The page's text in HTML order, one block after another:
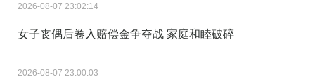
2026-08-07 23:02:14
女子丧偶后卷入赔偿金争夺战 家庭和睦破碎
2026-08-07 23:00:03